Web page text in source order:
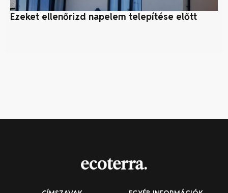
Ezeket ellenőrizd napelem telepítése előtt